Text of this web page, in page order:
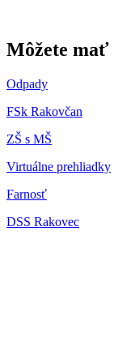
Môžete mať
Odpady
FSk Rakovčan
ZŠ s MŠ
Virtuálne prehliadky
Farnosť
DSS Rakovec